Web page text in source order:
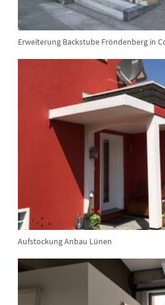
Erweiterung Backstube Fröndenberg in
Aufstockung Anbau Lünen